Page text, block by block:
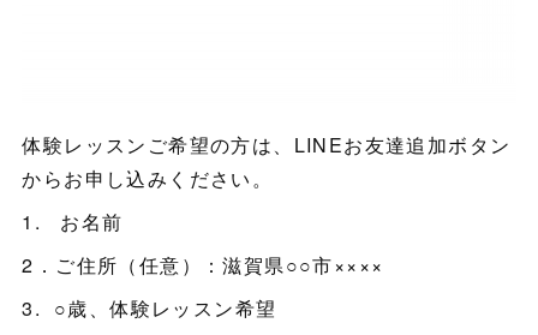
体験レッスンご希望の方は、LINEお友達追加ボタン
からお申し込みください。
1. お名前
2．ご住所（任意）：滋賀県○○市××××
3. ○歳、体験レッスン希望